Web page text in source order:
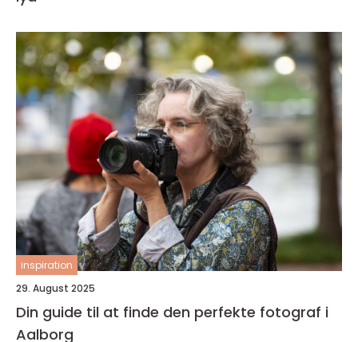
inspiration
29. August 2025
Din guide til at finde den perfekte fotograf i
Aalborg